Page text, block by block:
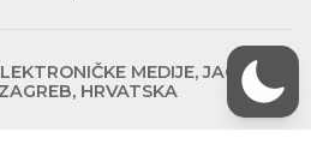
MEDIJE, JAGIĆEVA
HRVATSKA